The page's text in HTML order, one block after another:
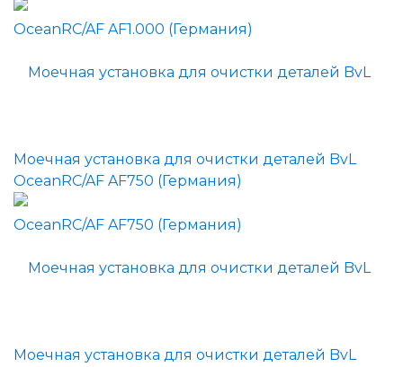
Моечная установка для очистки деталей BvL
OceanRC/AF AF750 (Германия)
Моечная установка для очистки деталей BvL